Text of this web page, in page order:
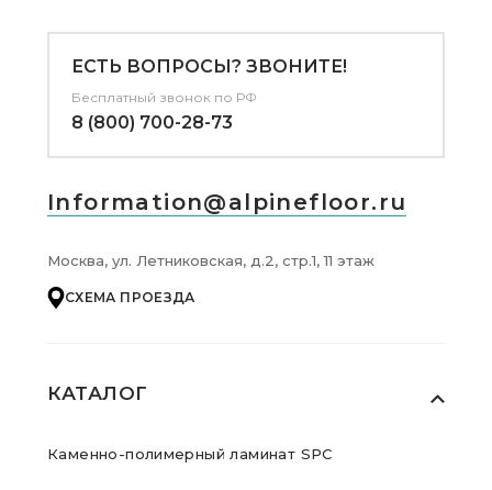
КАТАЛОГ
Каменно-полимерный ламинат SPC
ЕСТЬ ВОПРОСЫ? ЗВОНИТЕ!
Бесплатный звонок по РФ
8 (800) 700-28-73
Information@alpinefloor.ru
Москва, ул. Летниковская, д.2, стр.1, 11 этаж
СХЕМА ПРОЕЗДА